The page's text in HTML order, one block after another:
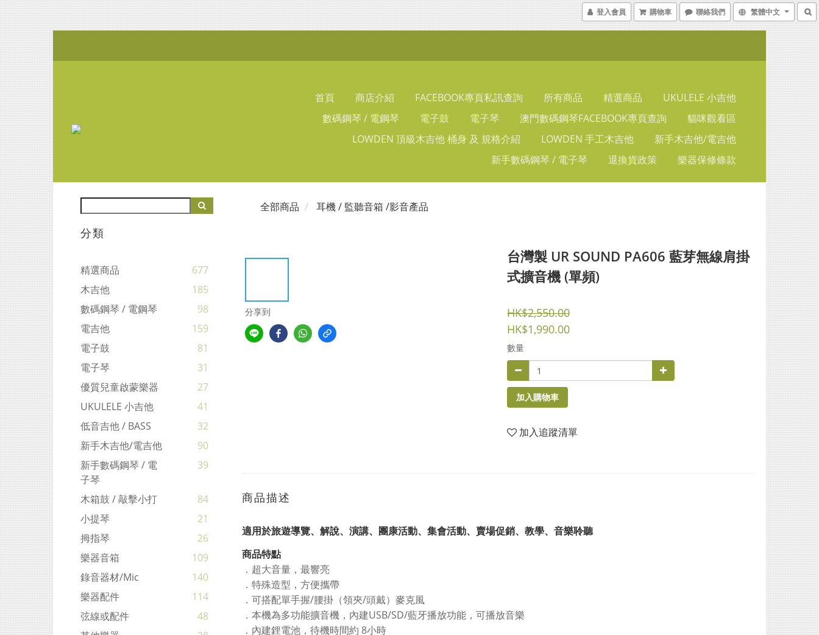
登入會員 購物車 聯絡我們 繁體中文
首頁 商店介紹 FACEBOOK專頁私訊查詢 所有商品 精選商品
UKULELE 小吉他
數碼鋼琴 / 電鋼琴
電子鼓 電子琴 澳門數碼鋼琴FACEBOOK專頁查詢
貓咪觀看區
LOWDEN 頂級木吉他 桶身 及 規格介紹
LOWDEN 手工木吉他
新手木吉他/電吉他
新手數碼鋼琴 / 電子琴
退換貨政策 樂器保修條款
分類
精選商品
677
木吉他
185
數碼鋼琴 / 電鋼琴
98
電吉他
159
電子鼓
81
電子琴
31
優質兒童啟蒙樂器
27
UKULELE 小吉他
41
低音吉他 / BASS
32
新手木吉他/電吉他
90
新手數碼鋼琴 / 電
子琴
39
木箱鼓 / 敲擊小打
84
小提琴
21
拇指琴
26
樂器音箱
109
錄音器材/mic
140
樂器配件
114
弦線或配件
48
全部商品 耳機 / 監聽音箱 /影音產品
分享到
台灣製 UR SOUND PA606 藍芽無線肩掛
式擴音機 (單頻)
HK$2,550.00
HK$1,990.00
數量
加入購物車
加入追蹤清單
商品描述
適用於旅遊導覽、解說、演講、團康活動、集會活動、賣場促銷、教學、音樂聆聽
商品特點
．超大音量，最響亮
．特殊造型，方便攜帶
．可搭配單手握/腰掛（領夾/頭戴）麥克風
．本機為多功能擴音機，內建USB/SD/藍牙播放功能，可播放音樂
．內建鋰電池，待機時間約 8小時